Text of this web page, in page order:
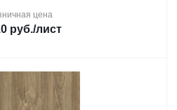
цена
руб./лист